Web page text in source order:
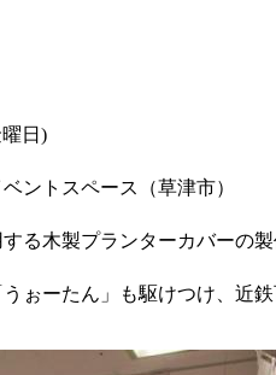
曜日)
ントスペース（草津市）
る木製プランターカバーの
ぉーたん」も駆けつけ、近